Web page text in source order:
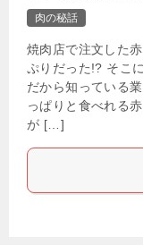
肉の秘話
焼肉店で注文した
ぷりだった!? そこ
だから知っている
っぱりと食べれる
が […]